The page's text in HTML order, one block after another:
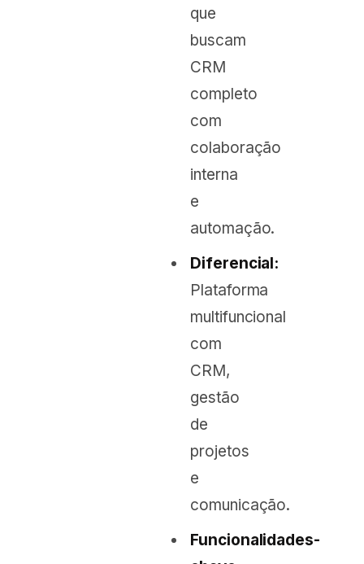
que
buscam
CRM
completo
com
colaboração
interna
e
automação.
Diferencial:
Plataforma
multifuncional
com
CRM,
gestão
de
projetos
e
comunicação.
Funcionalidades-